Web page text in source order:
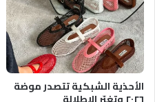
الأحذية الشبكية تتصدر موضة